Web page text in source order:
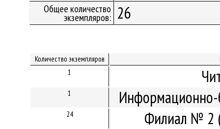
Общее количество
экземпляров: 26
Количество экземпляров
1
1 Информационно-
24 Филиал № 2